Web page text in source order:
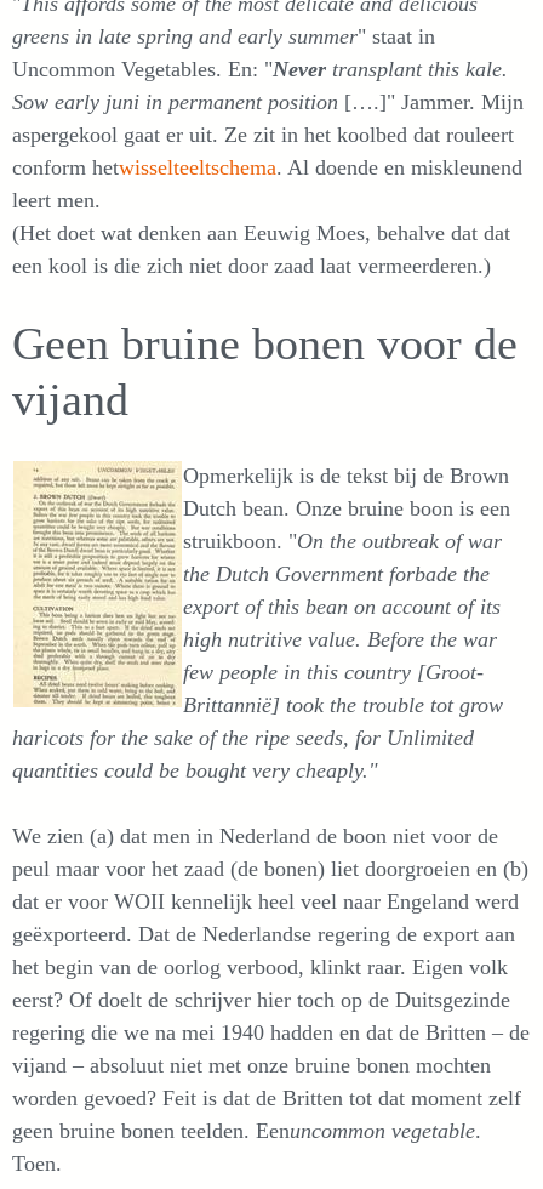
greens in late spring and early summer" staat in
Uncommon Vegetables. En: "Never transplant this kale.
Sow early juni in permanent position [….]" Jammer. Mijn
aspergekool gaat er uit. Ze zit in het koolbed dat rouleert
conform hetwisselteeltschema. Al doende en miskleunend
leert men.
(Het doet wat denken aan Eeuwig Moes, behalve dat dat
een kool is die zich niet door zaad laat vermeerderen.)
Geen bruine bonen voor de
vijand
Opmerkelijk is de tekst bij de Brown
Dutch bean. Onze bruine boon is een
struikboon. "On the outbreak of war
the Dutch Government forbade the
export of this bean on account of its
high nutritive value. Before the war
few people in this country [Groot-
Brittannië] took the trouble tot grow
haricots for the sake of the ripe seeds, for Unlimited
quantities could be bought very cheaply."
We zien (a) dat men in Nederland de boon niet voor de
peul maar voor het zaad (de bonen) liet doorgroeien en (b)
dat er voor WOII kennelijk heel veel naar Engeland werd
geëxporteerd. Dat de Nederlandse regering de export aan
het begin van de oorlog verbood, klinkt raar. Eigen volk
eerst? Of doelt de schrijver hier toch op de Duitsgezinde
regering die we na mei 1940 hadden en dat de Britten – de
vijand – absoluut niet met onze bruine bonen mochten
worden gevoed? Feit is dat de Britten tot dat moment zelf
geen bruine bonen teelden. Eenuncommon vegetable.
Toen.